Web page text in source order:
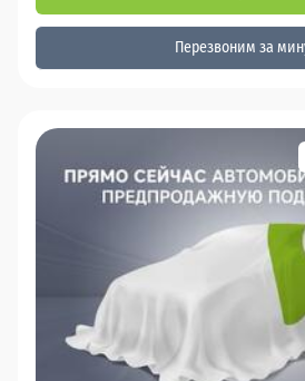
Перезвоним за